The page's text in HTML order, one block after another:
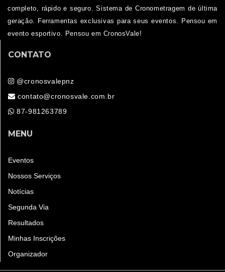
completo, rápido e seguro. Sistema de Cronometragem de última
geração. Ferramentas exclusivas para seus eventos. Pensou em
evento esportivo. Pensou em CronosVale!
CONTATO
@cronosvalepnz
contato@cronosvale.com.br
87-981263789
MENU
Eventos
Nossos Serviços
Notícias
Segunda Via
Resultados
Minhas Inscrições
Organizador